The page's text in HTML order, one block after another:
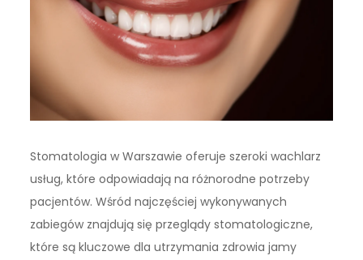
Stomatologia w Warszawie oferuje szeroki wachlarz
usług, które odpowiadają na różnorodne potrzeby
pacjentów. Wśród najczęściej wykonywanych
zabiegów znajdują się przeglądy stomatologiczne,
które są kluczowe dla utrzymania zdrowia jamy